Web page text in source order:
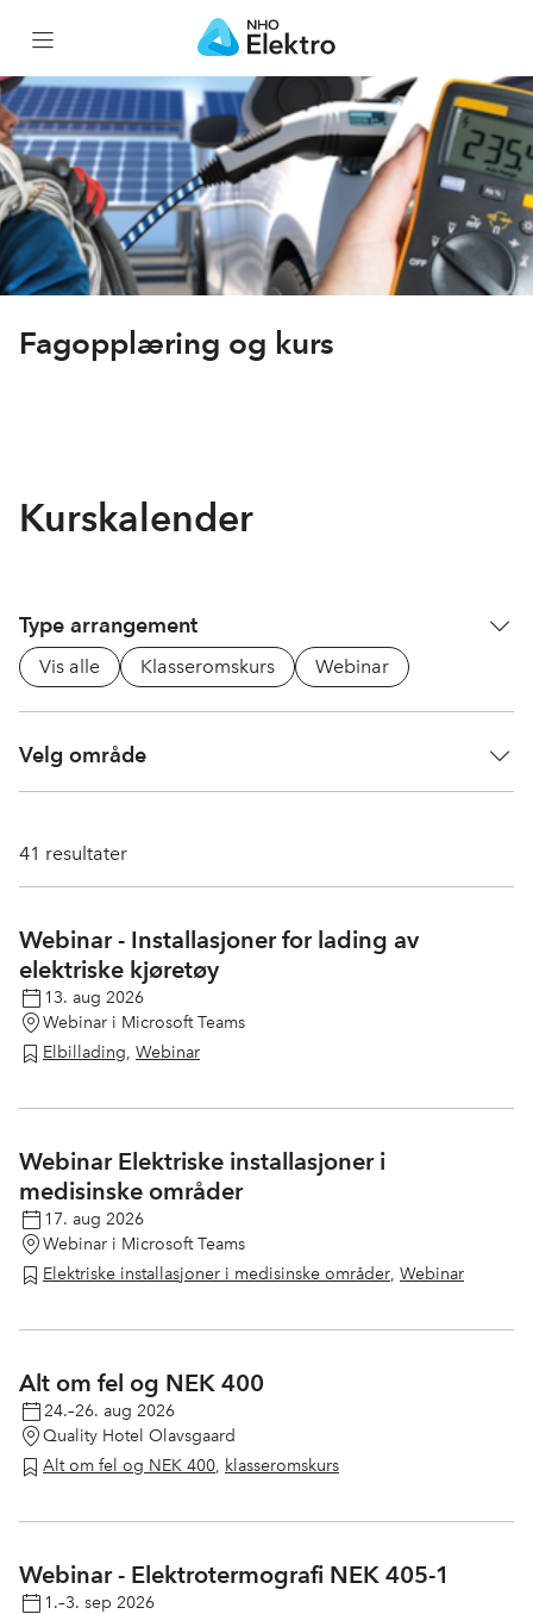
Fagopplæring og kurs
Hjem
Kursportefølje
Kurskalender
Nettkurs
Kurskalender
Type arrangement
Vis alle Klasseromskurs Webinar
Velg område
41 resultater
Webinar - Installasjoner for lading av
elektriske kjøretøy
13. aug 2026
Webinar i Microsoft Teams
Elbillading, Webinar
Webinar Elektriske installasjoner i
medisinske områder
17. aug 2026
Webinar i Microsoft Teams
Elektriske installasjoner i medisinske områder, Webinar
Alt om fel og NEK 400
24.–26. aug 2026
Quality Hotel Olavsgaard
Alt om fel og NEK 400, klasseromskurs
Webinar - Elektrotermografi NEK 405-1
1.–3. sep 2026